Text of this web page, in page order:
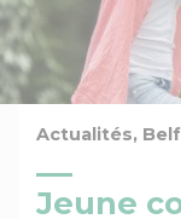
Actualités,
Jeune